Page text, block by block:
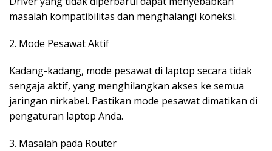
masalah kompatibilitas dan menghalangi koneksi.
2. Mode Pesawat Aktif
Kadang-kadang, mode pesawat di laptop secara tidak
sengaja aktif, yang menghilangkan akses ke semua
jaringan nirkabel. Pastikan mode pesawat dimatikan di
pengaturan laptop Anda.
3. Masalah pada Router